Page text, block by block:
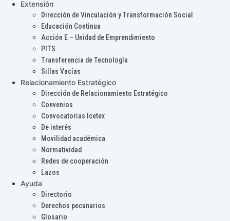
Extensión
Dirección de Vinculación y Transformación Social
Educación Continua
Acción E – Unidad de Emprendimiento
PITS
Transferencia de Tecnología
Sillas Vacías
Relacionamiento Estratégico
Dirección de Relacionamiento Estratégico
Convenios
Convocatorias Icetex
De interés
Movilidad académica
Normatividad
Redes de cooperación
Lazos
Ayuda
Directorio
Derechos pecunarios
Glosario